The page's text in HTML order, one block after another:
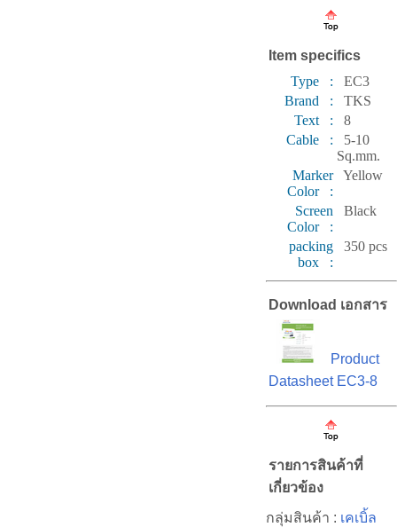
Item specifics
Type :
EC3
Brand :
TKS
Text :
8
Cable :
5-10
Sq.mm.
Marker
Color :
Yellow
Screen
Color :
Black
packing
box :
350 pcs
Download เอกสาร
Product
Datasheet EC3-8
รายการสินค้าที่
เกี่ยวข้อง
กลุ่มสินค้า : เคเบิ้ล